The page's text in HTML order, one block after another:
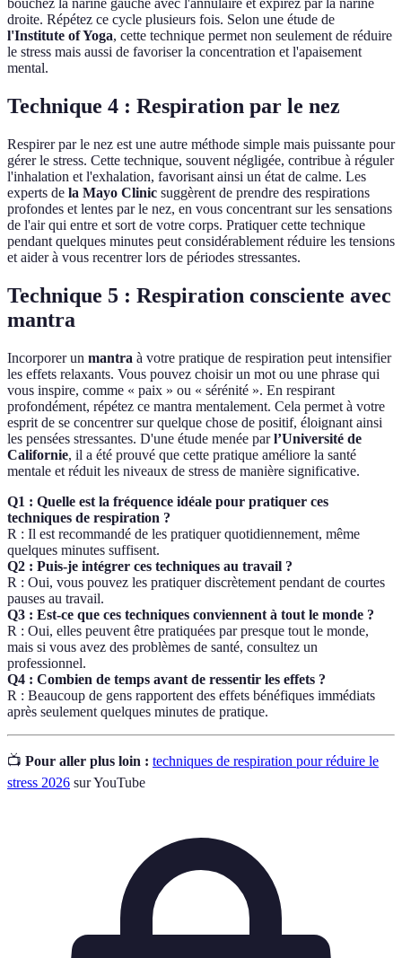
bouchez la narine gauche avec l'annulaire et expirez par la narine
droite. Répétez ce cycle plusieurs fois. Selon une étude de
l'Institute of Yoga, cette technique permet non seulement de réduire
le stress mais aussi de favoriser la concentration et l'apaisement
mental.
Technique 4 : Respiration par le nez
Respirer par le nez est une autre méthode simple mais puissante pour
gérer le stress. Cette technique, souvent négligée, contribue à réguler
l'inhalation et l'exhalation, favorisant ainsi un état de calme. Les
experts de la Mayo Clinic suggèrent de prendre des respirations
profondes et lentes par le nez, en vous concentrant sur les sensations
de l'air qui entre et sort de votre corps. Pratiquer cette technique
pendant quelques minutes peut considérablement réduire les tensions
et aider à vous recentrer lors de périodes stressantes.
Technique 5 : Respiration consciente avec
mantra
Incorporer un mantra à votre pratique de respiration peut intensifier
les effets relaxants. Vous pouvez choisir un mot ou une phrase qui
vous inspire, comme « paix » ou « sérénité ». En respirant
profondément, répétez ce mantra mentalement. Cela permet à votre
esprit de se concentrer sur quelque chose de positif, éloignant ainsi
les pensées stressantes. D'une étude menée parl’Université de
Californie, il a été prouvé que cette pratique améliore la santé
mentale et réduit les niveaux de stress de manière significative.
Q1 : Quelle est la fréquence idéale pour pratiquer ces
techniques de respiration ?
R : Il est recommandé de les pratiquer quotidiennement, même
quelques minutes suffisent.
Q2 : Puis-je intégrer ces techniques au travail ?
R : Oui, vous pouvez les pratiquer discrètement pendant de courtes
pauses au travail.
Q3 : Est-ce que ces techniques conviennent à tout le monde ?
R : Oui, elles peuvent être pratiquées par presque tout le monde,
mais si vous avez des problèmes de santé, consultez un
professionnel.
Q4 : Combien de temps avant de ressentir les effets ?
R : Beaucoup de gens rapportent des effets bénéfiques immédiats
après seulement quelques minutes de pratique.
📺 Pour aller plus loin : techniques de respiration pour réduire le
stress 2026 sur YouTube